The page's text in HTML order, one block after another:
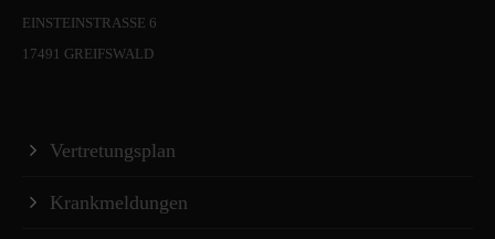
EINSTEINSTRASSE 6
17491 GREIFSWALD
Vertretungsplan
Krankmeldungen